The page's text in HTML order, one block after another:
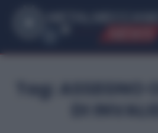
Tag:
ASSEGNO